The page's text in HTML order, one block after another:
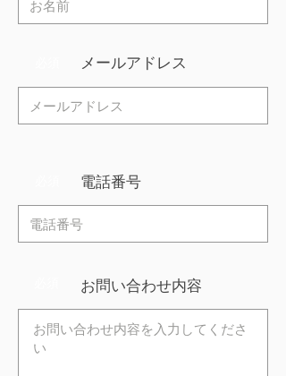
メールアドレス
電話番号
お問い合わせ内容